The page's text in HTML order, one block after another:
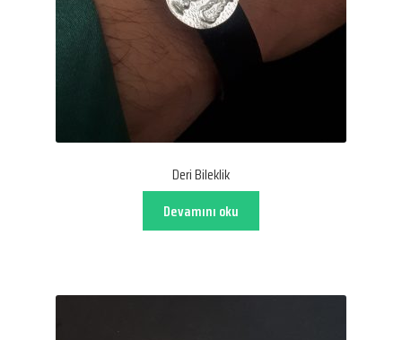
Deri Bileklik
Devamını oku